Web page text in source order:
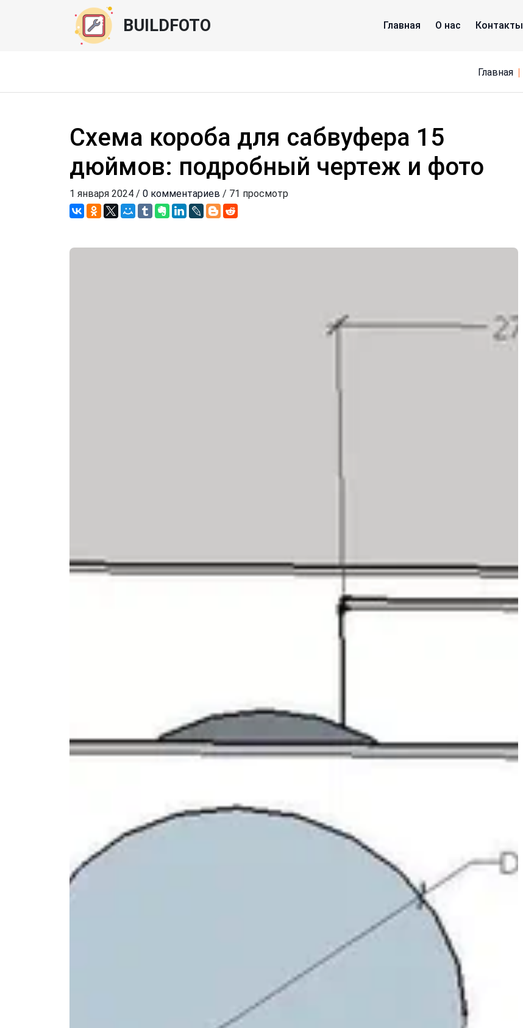
BUILDFOTO Главная О нас Контакты
Главная
Схема короба для сабвуфера 15
дюймов: подробный чертеж и фото
1 января 2024 / 0 комментариев / 71 просмотр